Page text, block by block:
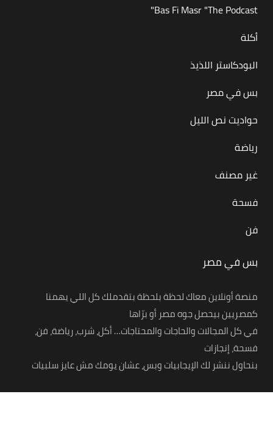
Bas Fi Masr "The Podcast"
أكلة
البودكاستر اللذيذ
بس في مصر
حواديت نص الليل
رياضة
غير مصنف
فسحة
فن
بس في مصر
منصة أونلاين معاك لحظة بلحظة بتقدملك كل اللي يهمنا
كمصريين بيحصل جوه مصر أو برّاها
في كل المجالات والحاجات والمحتاجات… أكل، شرب، رياضة، فن،
فسحة، إنجازات
بنحاول ننشر لك الإيجابيات وبس، عشان يومك مش عايز سلبيات